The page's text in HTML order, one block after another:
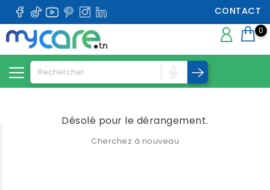
CONTACT
0
Désolé pour le dérangement.
Cherchez à nouveau